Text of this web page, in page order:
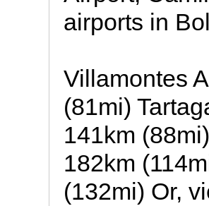
airports in
Villamontes
(81mi)
141km
182km
(132mi) Or,